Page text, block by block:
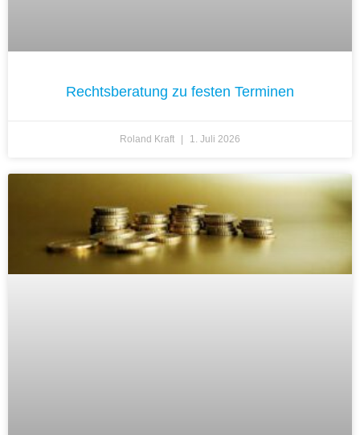
Rechtsberatung zu festen Terminen
Roland Kraft 1. Juli 2026